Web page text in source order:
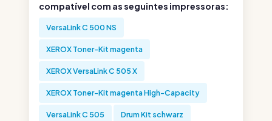
compatível com as seguintes impressoras:
VersaLink C 500 NS
XEROX Toner-Kit magenta
XEROX VersaLink C 505 X
XEROX Toner-Kit magenta High-Capacity
VersaLink C 505 Drum Kit schwarz